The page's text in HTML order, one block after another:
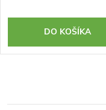
DO KOŠÍKA